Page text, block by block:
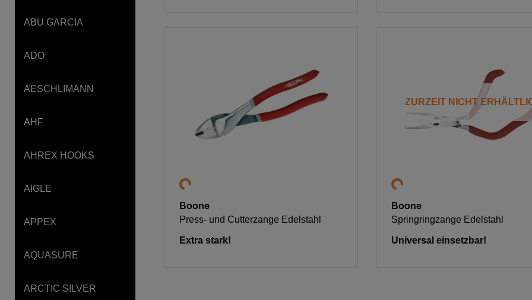
ABU GARCIA
ADO
AESCHLIMANN
AHF
AHREX HOOKS
AIGLE
APPEX
AQUASURE
ARCTIC SILVER
Boone
Press- und Cutterzange Edelstahl
Extra stark!
ZURZEIT NICHT
Boone
Springringzange Edelstahl
Universal einsetzbar!